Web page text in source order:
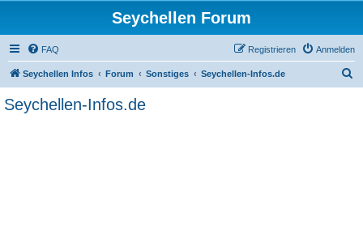
Seychellen Forum
FAQ Anmelden
Registrieren
Seychellen Infos Forum Sonstiges Seychellen-Infos.de
Seychellen-Infos.de